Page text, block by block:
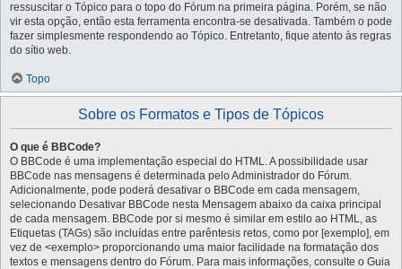
ressuscitar o Tópico para o topo do Fórum na primeira página. Porém, se não
vir esta opção, então esta ferramenta encontra-se desativada. Também o pode
fazer simplesmente respondendo ao Tópico. Entretanto, fique atento às regras
do sítio web.
Topo
Sobre os Formatos e Tipos de Tópicos
O que é BBCode?
O BBCode é uma implementação especial do HTML. A possibilidade usar
BBCode nas mensagens é determinada pelo Administrador do Fórum.
Adicionalmente, pode poderá desativar o BBCode em cada mensagem,
selecionando Desativar BBCode nesta Mensagem abaixo da caixa principal
de cada mensagem. BBCode por si mesmo é similar em estilo ao HTML, as
Etiquetas (TAGs) são incluídas entre parêntesis retos, como por [exemplo], em
vez de <exemplo> proporcionando uma maior facilidade na formatação dos
textos e mensagens dentro do Fórum. Para mais informações, consulte o Guia